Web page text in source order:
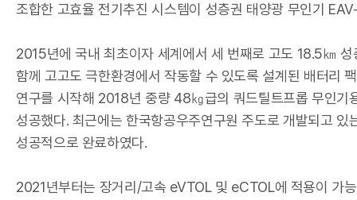
I
조합한 고효율 전기추진 시스템이 성층권 태양광 무인기
2015년에 국내 최초이자 세계에서 세 번째로 고도 18.5㎞
함께 고고도 극한환경에서 작동할 수 있도록 설계된 배터리
연구를 시작해 2018년 중량 48㎏급의 쿼드틸트프롭 무인기
성공했다. 최근에는 한국항공우주연구원 주도로 개발되고
성공적으로 완료하였다.
2021년부터는 장거리/고속 eVTOL 및 eCTOL에 적용이 가